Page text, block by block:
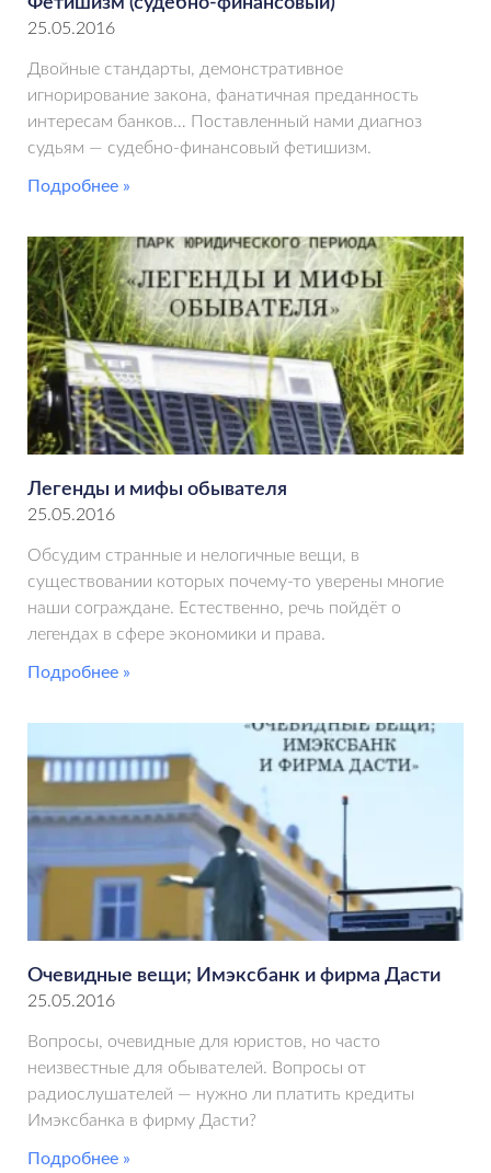
25.05.2016
Двойные стандарты, демонстративное
игнорирование закона, фанатичная преданность
интересам банков… Поставленный нами диагноз
судьям — судебно-финансовый фетишизм.
Подробнее »
Легенды и мифы обывателя
25.05.2016
Обсудим странные и нелогичные вещи, в
существовании которых почему-то уверены многие
наши сограждане. Естественно, речь пойдёт о
легендах в сфере экономики и права.
Подробнее »
Очевидные вещи; Имэксбанк и фирма Дасти
25.05.2016
Вопросы, очевидные для юристов, но часто
неизвестные для обывателей. Вопросы от
радиослушателей — нужно ли платить кредиты
Имэксбанка в фирму Дасти?
Подробнее »